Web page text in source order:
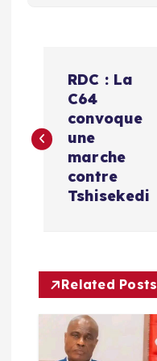
v
a
t
RDC : La
C64
convoque
une
marche
contre
Tshisekedi
Related Posts